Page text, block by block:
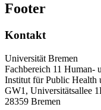
Footer
Kontakt
Universität Bremen
Fachbereich 11 Human-
Institut für Public Health
GW1, Universitätsallee
28359 Bremen